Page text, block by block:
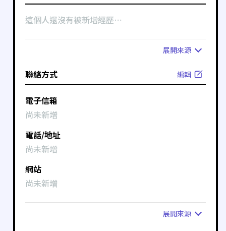
這個人還沒有被新增經歷⋯
展開來源
聯絡方式 編輯
電子信箱
尚未新增
電話/地址
尚未新增
網站
尚未新增
展開來源